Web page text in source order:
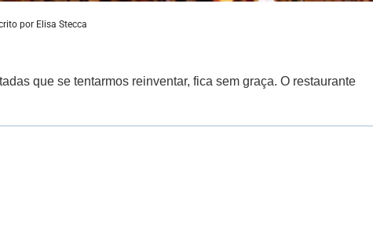
porElisa Stecca
que se tentarmos reinventar, fica sem graça. O restaurante